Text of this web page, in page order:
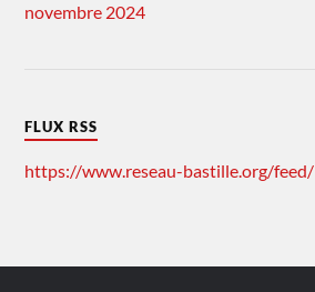
novembre 2024
FLUX RSS
https://www.reseau-bastille.org/feed/